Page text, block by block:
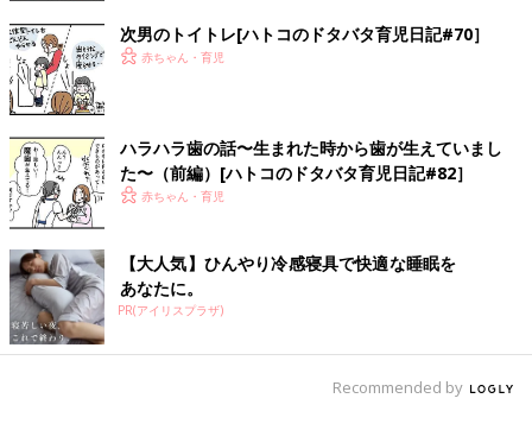
次男のトイトレ[ハトコのドタバタ育児日記#70］
赤ちゃん・育児
ハラハラ歯の話〜生まれた時から歯が生えていまし
た〜（前編）[ハトコのドタバタ育児日記#82］
赤ちゃん・育児
【大人気】ひんやり冷感寝具で快適な睡眠を
あなたに。
PR(アイリスプラザ)
Recommended by